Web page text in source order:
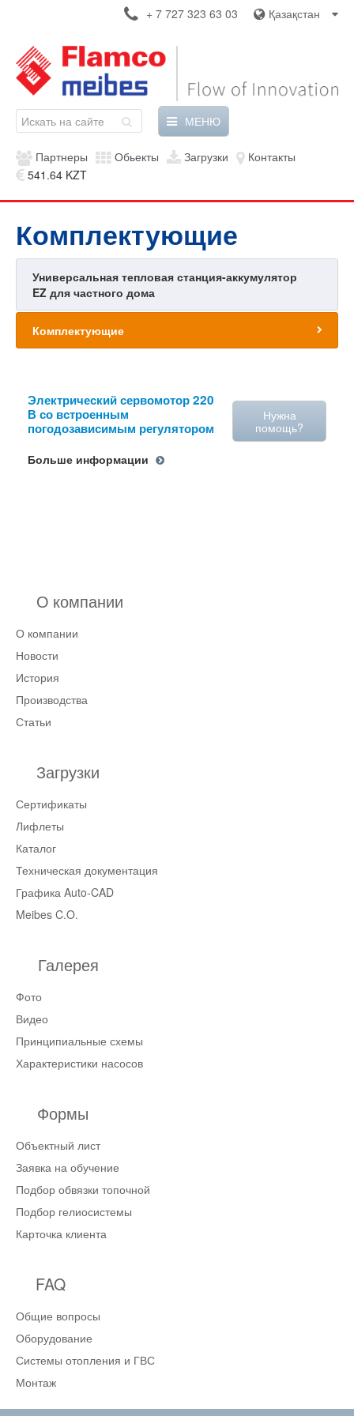
Қазақстан
+ 7 727 323 63 03
МЕНЮ
Партнеры Обьекты Загрузки
Контакты
541.64 KZT
Комплектующие
Универсальная тепловая станция-аккумулятор
EZ для частного дома
Комплектующие
Электрический сервомотор 220
В со встроенным
погодозависимым регулятором
Больше информации
Нужна
помощь?
О компании
О компании
Новости
История
Производства
Статьи
Загрузки
Сертификаты
Лифлеты
Каталог
Техническая документация
Графика Auto-CAD
Meibes C.O.
Галерея
Фото
Видео
Принципиальные схемы
Характеристики насосов
Формы
Объектный лист
Заявка на обучение
Подбор обвязки топочной
Подбор гелиосистемы
Карточка клиента
FAQ
Общие вопросы
Оборудование
Системы отопления и ГВС
Монтаж